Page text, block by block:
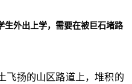
外出上学，需要在被巨石堵路
飞扬的山区路道上，堆积的